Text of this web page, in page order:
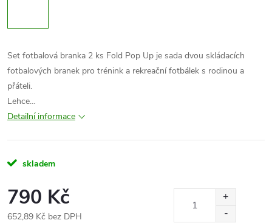
Set fotbalová branka 2 ks Fold Pop Up je sada dvou skládacích
fotbalových branek pro trénink a rekreační fotbálek s rodinou a
přáteli.
Lehce…
Detailní informace
skladem
790 Kč
652,89 Kč bez DPH